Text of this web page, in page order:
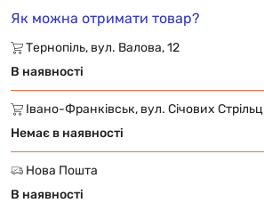
Як можна отримати товар?
Тернопіль, вул. Валова, 12
В наявності
Івано-Франківськ, вул. Січових
Немає в наявності
Нова Пошта
В наявності